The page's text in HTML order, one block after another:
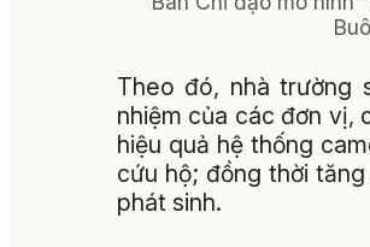
Theo đó, nhà trường
nhiệm của các đơn vị,
hiệu quả hệ thống
cứu hộ; đồng thời
phát sinh.